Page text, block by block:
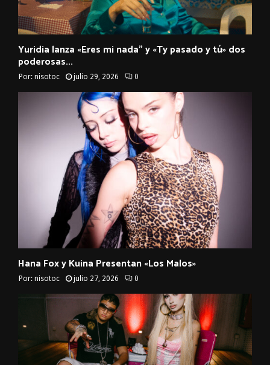
Yuridia lanza «Eres mi nada” y «Ty pasado y tú» dos
poderosas...
Por: nisotoc julio 29, 2026 0
Hana Fox y Kuina Presentan «Los Malos»
Por: nisotoc julio 27, 2026 0